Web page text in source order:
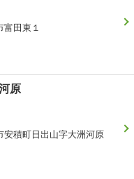
富田東１
原
安積町日出山字大洲河原